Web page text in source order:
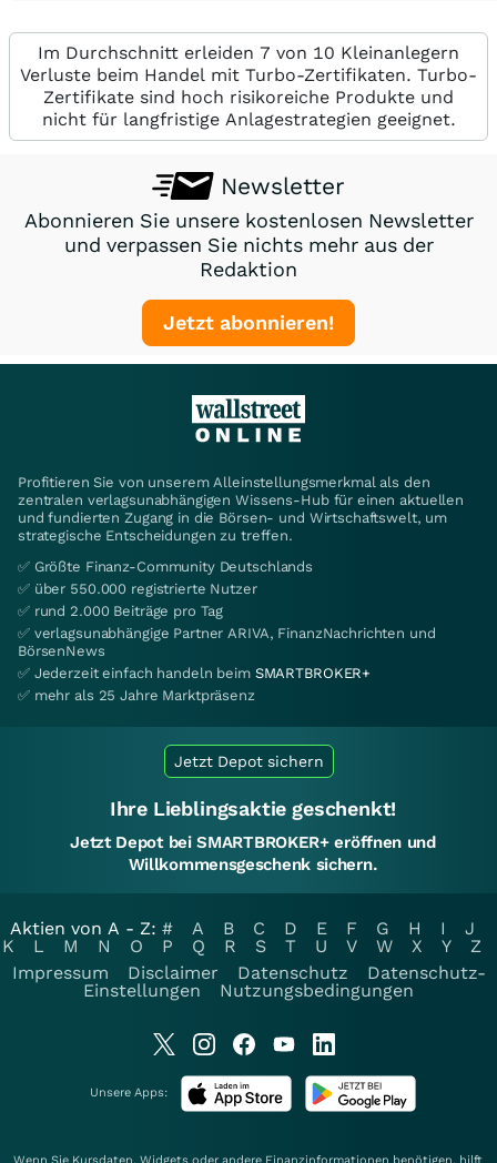
Im Durchschnitt erleiden 7 von 10 Kleinanlegern
Verluste beim Handel mit Turbo-Zertifikaten. Turbo-
Zertifikate sind hoch risikoreiche Produkte und
nicht für langfristige Anlagestrategien geeignet.
Newsletter
Abonnieren Sie unsere kostenlosen Newsletter
und verpassen Sie nichts mehr aus der
Redaktion
Jetzt abonnieren!
Profitieren Sie von unserem Alleinstellungsmerkmal als den
zentralen verlagsunabhängigen Wissens-Hub für einen aktuellen
und fundierten Zugang in die Börsen- und Wirtschaftswelt, um
strategische Entscheidungen zu treffen.
✅ Größte Finanz-Community Deutschlands
✅ über 550.000 registrierte Nutzer
✅ rund 2.000 Beiträge pro Tag
✅ verlagsunabhängige Partner ARIVA, FinanzNachrichten und
BörsenNews
✅ Jederzeit einfach handeln beim SMARTBROKER+
✅ mehr als 25 Jahre Marktpräsenz
Jetzt Depot sichern
Ihre Lieblingsaktie geschenkt!
Jetzt Depot bei SMARTBROKER+ eröffnen und
Willkommensgeschenk sichern.
Aktien von A - Z: # A B C D E F G H I
J
K
L M N O P Q R S T U V W X Y
Z
Impressum
Disclaimer Datenschutz
Datenschutz-
Einstellungen
Nutzungsbedingungen
Unsere Apps: